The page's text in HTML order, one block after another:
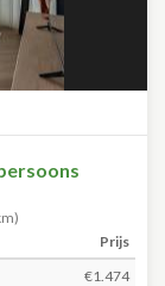
Prijs
€1.474